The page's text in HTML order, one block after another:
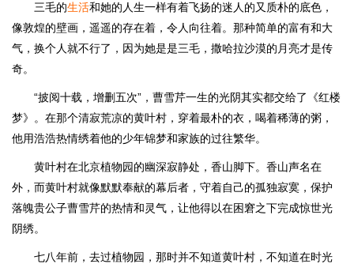
三毛的生活和她的人生一样有着飞扬的迷人的又质朴的底色，
像敦煌的壁画，遥遥的存在着，令人向往着。那种简单的富有和大
气，换个人就不行了，因为她是是三毛，撒哈拉沙漠的月亮才是传
奇。
“披阅十载，增删五次”，曹雪芹一生的光阴其实都交给了《红楼
梦》。在那个清寂荒凉的黄叶村，穿着最朴的衣，喝着稀薄的粥，
他用浩浩热情绣着他的少年锦梦和家族的过往繁华。
黄叶村在北京植物园的幽深寂静处，香山脚下。香山声名在
外，而黄叶村就像默默奉献的幕后者，守着自己的孤独寂寞，保护
落魄贵公子曹雪芹的热情和灵气，让他得以在困窘之下完成惊世光
阴绣。
七八年前，去过植物园，那时并不知道黄叶村，不知道在时光